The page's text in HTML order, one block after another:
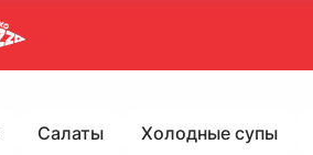
Салаты Холодные супы